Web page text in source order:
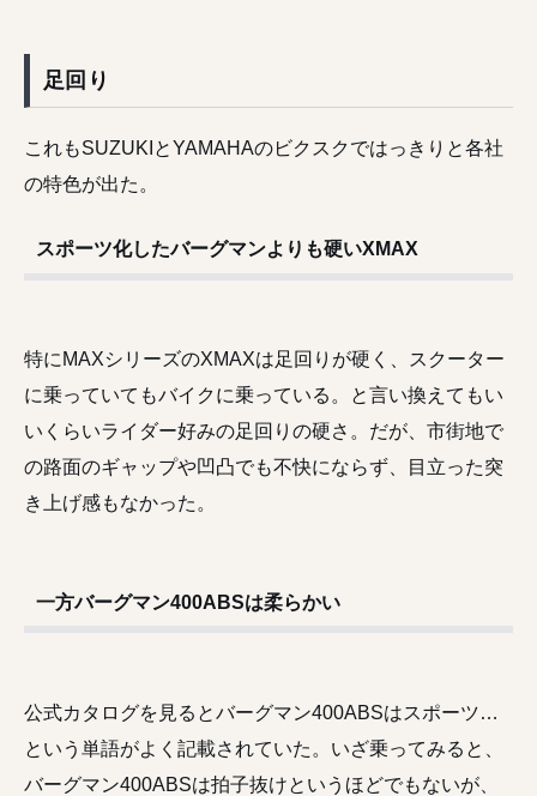
足回り
これもSUZUKIとYAMAHAのビクスクではっきりと各社
の特色が出た。
スポーツ化したバーグマンよりも硬いXMAX
特にMAXシリーズのXMAXは足回りが硬く、スクーター
に乗っていてもバイクに乗っている。と言い換えてもい
いくらいライダー好みの足回りの硬さ。だが、市街地で
の路面のギャップや凹凸でも不快にならず、目立った突
き上げ感もなかった。
一方バーグマン400ABSは柔らかい
公式カタログを見るとバーグマン400ABSはスポーツ…
という単語がよく記載されていた。いざ乗ってみると、
バーグマン400ABSは拍子抜けというほどでもないが、